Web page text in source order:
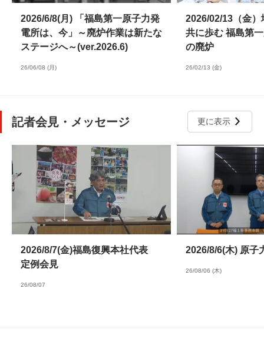
2026/6/8(月) 「福島第一原子力発
電所は、今」～廃炉作業は新たな
ステージへ～(ver.2026.6)
26/06/08 (月)
2026/02/13（金
共に歩む 福島第
の廃炉
26/02/13 (金)
記者会見・メッセージ 更に表示
2026/8/7(金)福島復興本社代表
定例会見
26/08/07
2026/8/6(木) 原子
26/08/06 (木)